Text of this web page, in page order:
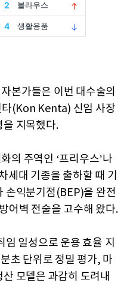
본가들은 이번 대수술의
타(Kon Kenta) 신임 사장
을 지목했다.
의 주역인 ‘프리우스’나
세대 기종을 출하할 때 기
손익분기점(BEP)을 완전
어벽 전술을 고수해 왔다.
임 일성으로 운용 효율 지
초 단위로 정밀 평가, 마
모델은 과감히 도려내